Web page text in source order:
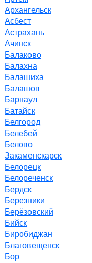
Архангельск
Асбест
Астрахань
Ачинск
Балаково
Балахна
Балашиха
Балашов
Барнаул
Батайск
Белгород
Белебей
Белово
Закаменскарск
Белорецк
Белореченск
Бердск
Березники
Берёзовский
Бийск
Биробиджан
Благовещенск
Бор